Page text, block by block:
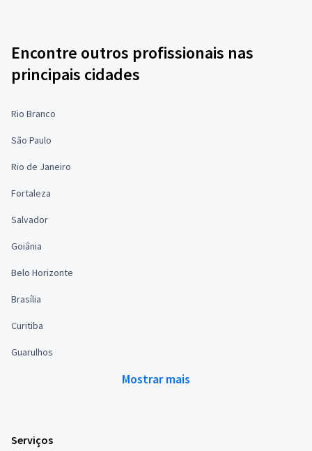
Encontre outros profissionais nas
principais cidades
Rio Branco
São Paulo
Rio de Janeiro
Fortaleza
Salvador
Goiânia
Belo Horizonte
Brasília
Curitiba
Guarulhos
Mostrar mais
Serviços